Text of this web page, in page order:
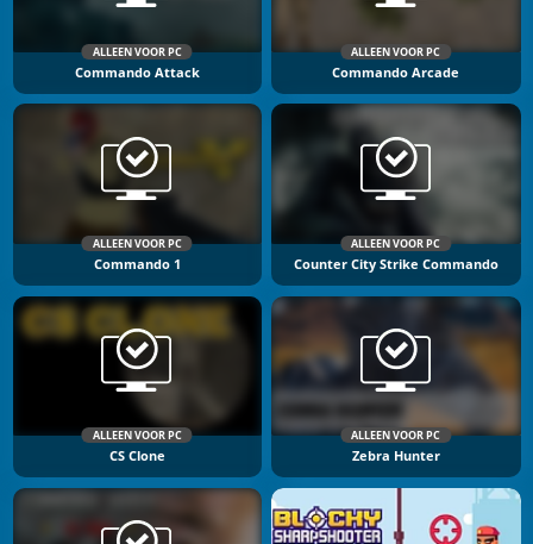
ALLEEN VOOR PC
Commando Attack
ALLEEN VOOR PC
Commando Arcade
ALLEEN VOOR PC
Commando 1
ALLEEN VOOR PC
Counter City Strike Commando
ALLEEN VOOR PC
CS Clone
ALLEEN VOOR PC
Zebra Hunter